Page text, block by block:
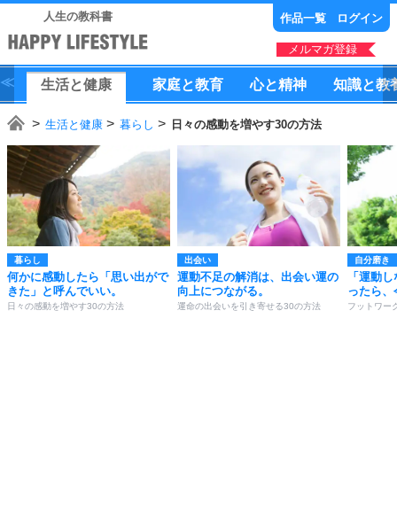
人生の教科書 作品一覧 ログイン
メルマガ登録
生活と健康 家庭と教育 心と精神 知識と教
生活と健康 暮らし 日々の感動を増やす30の方法
暮らし
何かに感動したら「思い出がで
きた」と呼んでいい。
日々の感動を増やす30の方法
出会い
運動不足の解消は、出会い運の
向上につながる。
運命の出会いを引き寄せる30の方法
自分磨き
「運動
ったら、
フットワー